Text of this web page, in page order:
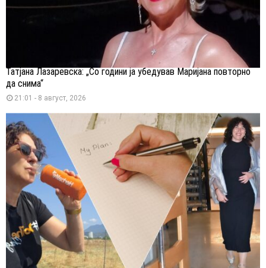
Татјана Лазаревска: „Со години ја убедував Маријана повторно
да снима“
21:01 - 8 август, 2026